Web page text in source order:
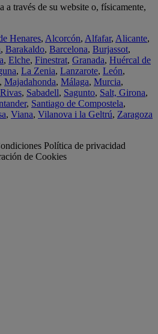
a través de su website o, físicamente,
Henares, Alcorcón, Alfafar, Alicante,
, Barakaldo, Barcelona, Burjassot,
, Elche, Finestrat, Granada, Huércal de
, La Zenia, Lanzarote, León,
, Majadahonda, Málaga, Murcia,
Rivas, Sabadell, Sagunto, Salt, Girona,
, Santiago de Compostela,
, Viana, Vilanova i la Geltrú, Zaragoza
Política de privacidad
de Cookies